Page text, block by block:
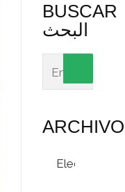
BUSCAR
البحث